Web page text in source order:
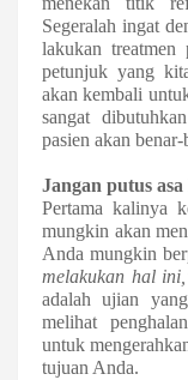
Segeralah ingat
lakukan treatmen
petunjuk yang
akan kembali
sangat
pasien akan
Jangan putus
Pertama kalinya
mungkin akan
Anda mungkin
melakukan hal
adalah ujian
melihat
untuk
tujuan Anda.